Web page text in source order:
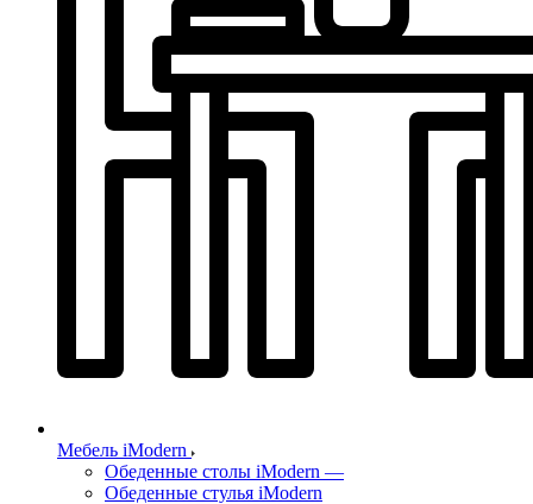
Мебель iModern
Обеденные столы iModern —
Обеденные стулья iModern